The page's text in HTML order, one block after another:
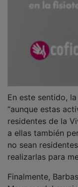
“aunque estas
residentes de la
a ellas también
no sean
realizarlas para
Mayores del